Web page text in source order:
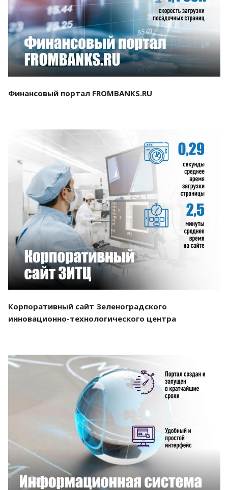
Смотреть проект
Финансовый портал FROMBANKS.RU
Смотреть проект
Корпоративный сайт Зеленоградского
инновационно-технологического центра
Смотреть проект